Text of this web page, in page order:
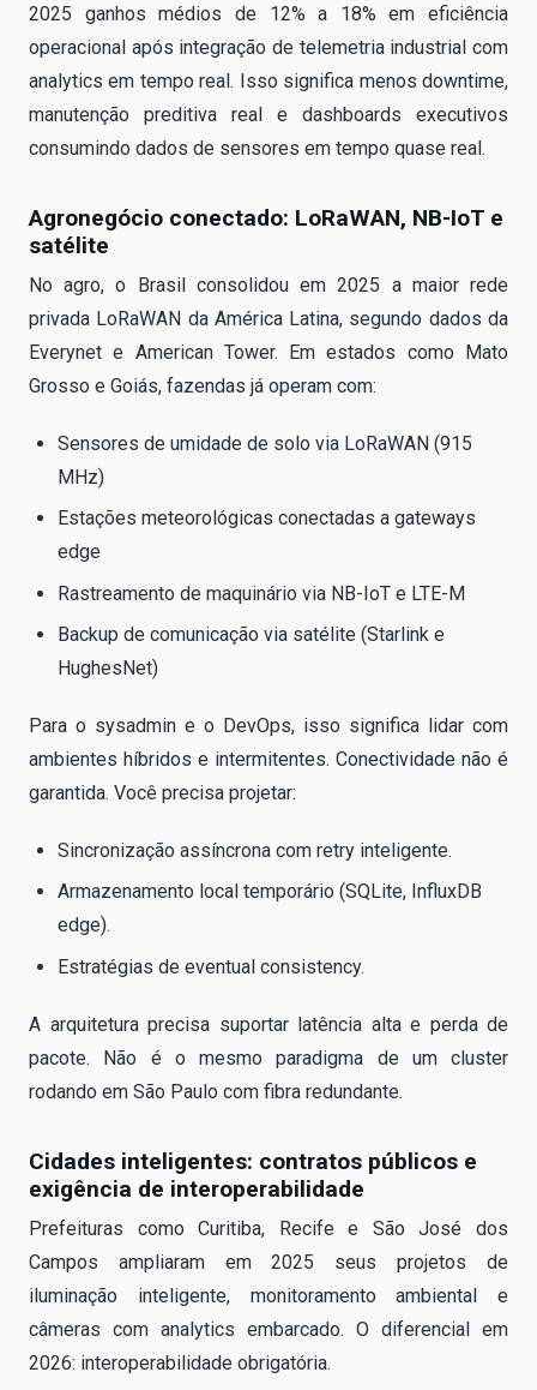
2025 ganhos médios de 12% a 18% em eficiência
operacional após integração de telemetria industrial com
analytics em tempo real. Isso significa menos downtime,
manutenção preditiva real e dashboards executivos
consumindo dados de sensores em tempo quase real.
Agronegócio conectado: LoRaWAN, NB-IoT e
satélite
No agro, o Brasil consolidou em 2025 a maior rede
privada LoRaWAN da América Latina, segundo dados da
Everynet e American Tower. Em estados como Mato
Grosso e Goiás, fazendas já operam com:
Sensores de umidade de solo via LoRaWAN (915
MHz)
Estações meteorológicas conectadas a gateways
edge
Rastreamento de maquinário via NB-IoT e LTE-M
Backup de comunicação via satélite (Starlink e
HughesNet)
Para o sysadmin e o DevOps, isso significa lidar com
ambientes híbridos e intermitentes. Conectividade não é
garantida. Você precisa projetar:
Sincronização assíncrona com retry inteligente.
Armazenamento local temporário (SQLite, InfluxDB
edge).
Estratégias de eventual consistency.
A arquitetura precisa suportar latência alta e perda de
pacote. Não é o mesmo paradigma de um cluster
rodando em São Paulo com fibra redundante.
Cidades inteligentes: contratos públicos e
exigência de interoperabilidade
Prefeituras como Curitiba, Recife e São José dos
Campos ampliaram em 2025 seus projetos de
iluminação inteligente, monitoramento ambiental e
câmeras com analytics embarcado. O diferencial em
2026: interoperabilidade obrigatória.